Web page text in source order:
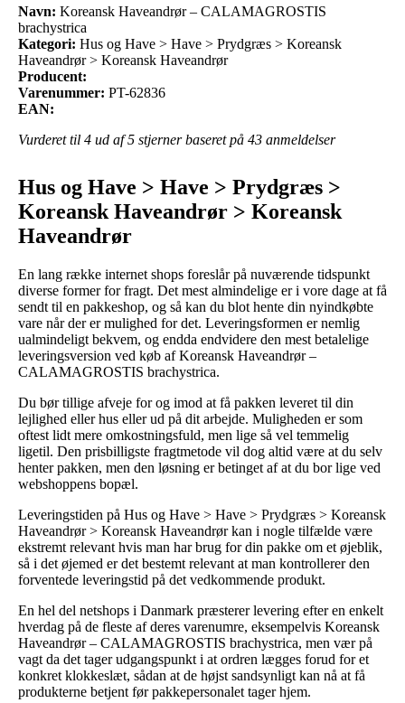
Navn: Koreansk Haveandrør – CALAMAGROSTIS
brachystrica
Kategori: Hus og Have > Have > Prydgræs > Koreansk
Haveandrør > Koreansk Haveandrør
Producent:
Varenummer: PT-62836
EAN:
Vurderet til 4 ud af 5 stjerner baseret på 43 anmeldelser
Hus og Have > Have > Prydgræs >
Koreansk Haveandrør > Koreansk
Haveandrør
En lang række internet shops foreslår på nuværende tidspunkt
diverse former for fragt. Det mest almindelige er i vore dage at få
sendt til en pakkeshop, og så kan du blot hente din nyindkøbte
vare når der er mulighed for det. Leveringsformen er nemlig
ualmindeligt bekvem, og endda endvidere den mest betalelige
leveringsversion ved køb af Koreansk Haveandrør –
CALAMAGROSTIS brachystrica.
Du bør tillige afveje for og imod at få pakken leveret til din
lejlighed eller hus eller ud på dit arbejde. Muligheden er som
oftest lidt mere omkostningsfuld, men lige så vel temmelig
ligetil. Den prisbilligste fragtmetode vil dog altid være at du selv
henter pakken, men den løsning er betinget af at du bor lige ved
webshoppens bopæl.
Leveringstiden på Hus og Have > Have > Prydgræs > Koreansk
Haveandrør > Koreansk Haveandrør kan i nogle tilfælde være
ekstremt relevant hvis man har brug for din pakke om et øjeblik,
så i det øjemed er det bestemt relevant at man kontrollerer den
forventede leveringstid på det vedkommende produkt.
En hel del netshops i Danmark præsterer levering efter en enkelt
hverdag på de fleste af deres varenumre, eksempelvis Koreansk
Haveandrør – CALAMAGROSTIS brachystrica, men vær på
vagt da det tager udgangspunkt i at ordren lægges forud for et
konkret klokkeslæt, sådan at de højst sandsynligt kan nå at få
produkterne betjent før pakkepersonalet tager hjem.